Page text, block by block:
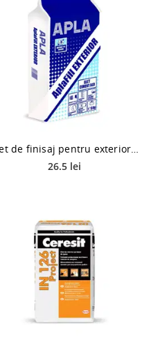
Glet de finisaj pentru exterior AplaFill, 5 kg
26.5 lei